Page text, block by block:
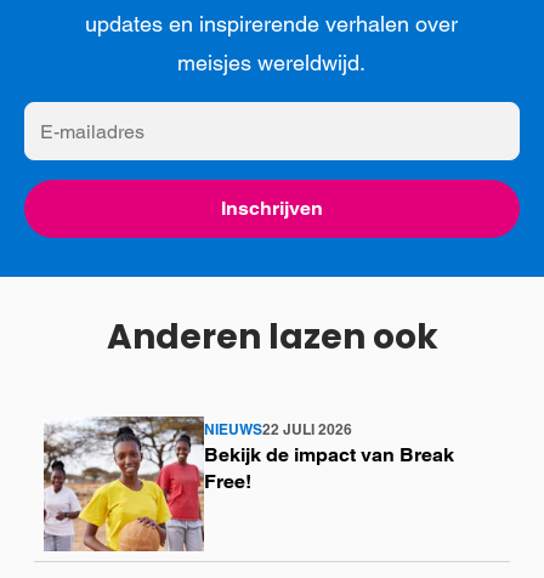
updates en inspirerende verhalen over
meisjes wereldwijd.
E-
mailadres
Inschrijven
Anderen lazen ook
NIEUWS22 JULI 2026
Bekijk de impact van Break
Free!
Lees
meer